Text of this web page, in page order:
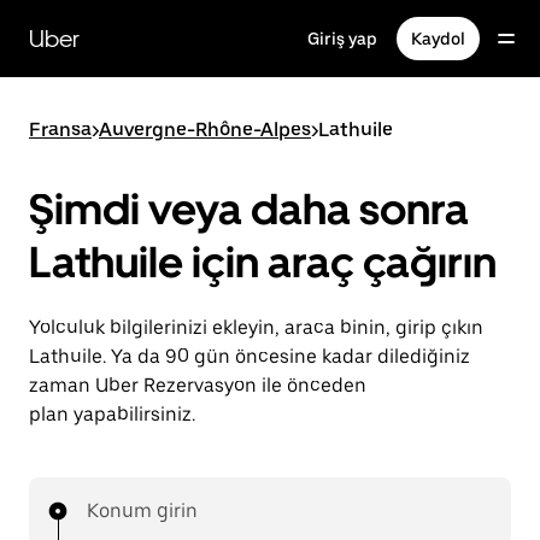
içeriğe
gidinUber Giriş yap Kaydol
Fransa>Auvergne-Rhône-Alpes>Lathuile
Şimdi veya daha sonra
Lathuile için araç çağırın
Yolculuk bilgilerinizi ekleyin, araca binin, girip çıkın
Lathuile. Ya da 90 gün öncesine kadar dilediğiniz
zaman Uber Rezervasyon ile önceden
plan yapabilirsiniz.
Konum girin